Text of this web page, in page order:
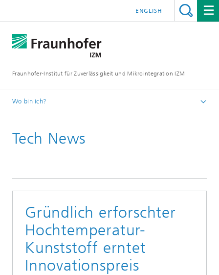
Fraunhofer-Institut für Zuverlässigkeit und Mikrointegration IZM
ENGLISH
Wo bin ich?
News & Veranstaltungen
Tech News
Gründlich erforschter
Hochtemperatur-
Kunststoff erntet
Innovationspreis